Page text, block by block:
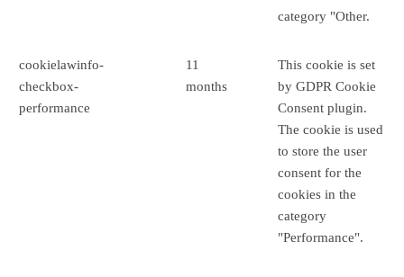
category "Other.
cookielawinfo-
checkbox-
performance
11
months
This cookie is set
by GDPR Cookie
Consent plugin.
The cookie is used
to store the user
consent for the
cookies in the
category
"Performance".